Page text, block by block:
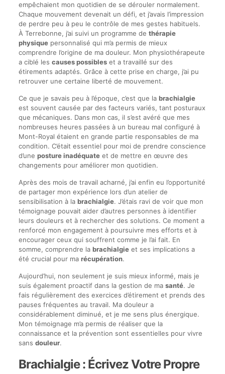
empêchaient mon quotidien de se dérouler normalement.
Chaque mouvement devenait un défi, et j’avais l’impression
de perdre peu à peu le contrôle de mes gestes habituels.
À Terrebonne, j’ai suivi un programme de thérapie
physiquepersonnalisé qui m’a permis de mieux
comprendre l’origine de ma douleur. Mon physiothérapeute
a ciblé les causes possibleset a travaillé sur des
étirements adaptés. Grâce à cette prise en charge, j’ai pu
retrouver une certaine liberté de mouvement.
Ce que je savais peu à l’époque, c’est que la brachialgie
est souvent causée par des facteurs variés, tant posturaux
que mécaniques. Dans mon cas, il s’est avéré que mes
nombreuses heures passées à un bureau mal configuré à
Mont-Royal étaient en grande partie responsables de ma
condition. C’était essentiel pour moi de prendre conscience
d’une posture inadéquateet de mettre en œuvre des
changements pour améliorer mon quotidien.
Après des mois de travail acharné, j’ai enfin eu l’opportunité
de partager mon expérience lors d’un atelier de
sensibilisation à la brachialgie. J’étais ravi de voir que mon
témoignage pouvait aider d’autres personnes à identifier
leurs douleurs et à rechercher des solutions. Ce moment a
renforcé mon engagement à poursuivre mes efforts et à
encourager ceux qui souffrent comme je l’ai fait. En
somme, comprendre la brachialgieet ses implications a
été crucial pour ma récupération.
Aujourd’hui, non seulement je suis mieux informé, mais je
suis également proactif dans la gestion de ma santé. Je
fais régulièrement des exercices d’étirement et prends des
pauses fréquentes au travail. Ma douleur a
considérablement diminué, et je me sens plus énergique.
Mon témoignage m’a permis de réaliser que la
connaissance et la prévention sont essentielles pour vivre
sans douleur.
Brachialgie : Écrivez Votre Propre